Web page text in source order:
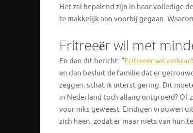
Het zal bepalend zijn in haar volledige
te makkelijk aan voorbij gegaan.
Eritreeër wil met
En dan dit bericht: “Eritreeër wil
en dan besluit de familie dat er
zeggen, schat ik uiterst gering. Dit
in Nederland toch allang ontgroeid? Of
voor niks geweest. Eindigen vrouwen
zich heen, zodat er maar niets van hun